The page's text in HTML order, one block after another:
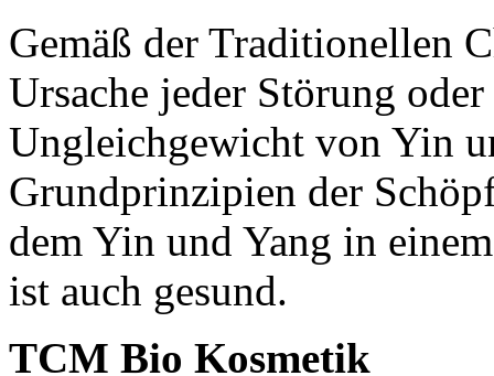
Gemäß der Traditionellen
Ursache jeder Störung
Ungleichgewicht von Yin
Grundprinzipien der
dem Yin und Yang in
ist auch gesund.
TCM Bio Kosmetik